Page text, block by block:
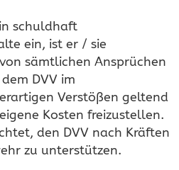
schuldhaft
ein, ist er / sie
sämtlichen Ansprüchen
DVV im
Verstößen geltend
Kosten freizustellen.
den DVV nach Kräften
zu unterstützen.